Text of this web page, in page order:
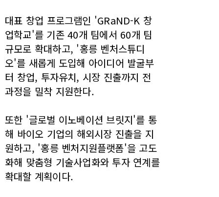
대표 창업 프로그램인 'GRaND-K 창
업학교'를 기존 40개 팀에서 60개 팀
규모로 확대하고, '홍릉 벤처스튜디
오'를 새롭게 도입해 아이디어 발굴부
터 창업, 투자유치, 시장 진출까지 전
과정을 밀착 지원한다.
또한 '글로벌 이노베이션 브릿지'를 통
해 바이오 기업의 해외시장 진출을 지
원하고, '홍릉 벤처지원플랫폼'을 고도
화해 맞춤형 기술사업화와 투자 연계를
확대할 계획이다.